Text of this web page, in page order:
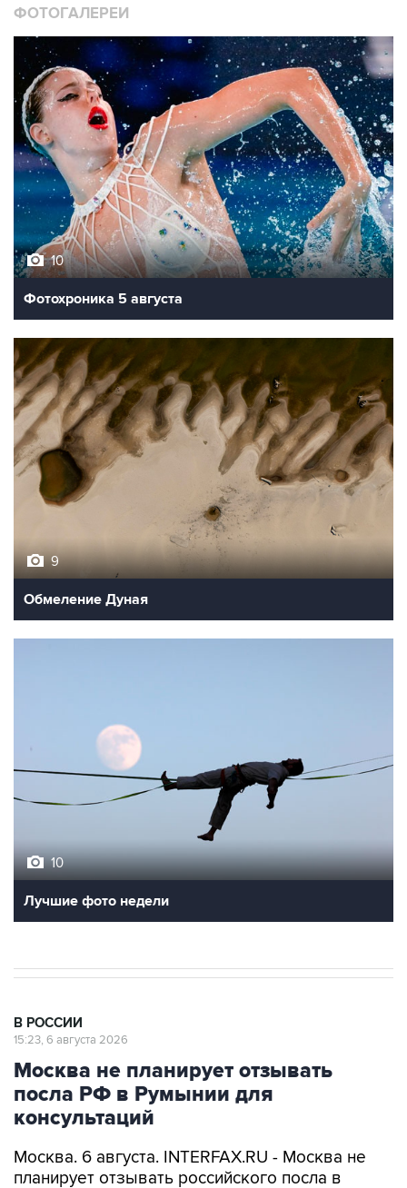
ФОТОГАЛЕРЕИ
10
Фотохроника 5 августа
9
Обмеление Дуная
10
Лучшие фото недели
В РОССИИ
15:23, 6 августа 2026
Москва не планирует отзывать
посла РФ в Румынии для
консультаций
Москва. 6 августа. INTERFAX.RU - Москва не
планирует отзывать российского посла в